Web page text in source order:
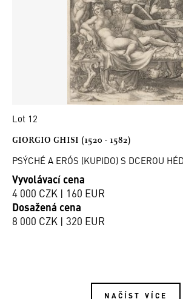
Lot 12
GIORGIO GHISI (1520 - 1582)
PSÝCHÉ A ERÓS (KUPIDO) S DCEROU
Vyvolávací cena
4 000 CZK | 160 EUR
Dosažená cena
8 000 CZK | 320 EUR
NAČÍST VÍCE